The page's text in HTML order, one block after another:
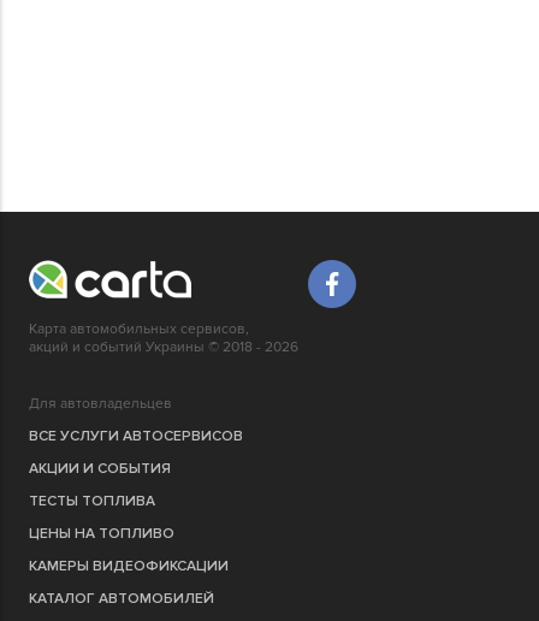
Карта автомобильных сервисов,
акций и событий Украины © 2018 - 2026
Для автовладельцев
ВСЕ УСЛУГИ АВТОСЕРВИСОВ
АКЦИИ И СОБЫТИЯ
ТЕСТЫ ТОПЛИВА
ЦЕНЫ НА ТОПЛИВО
КАМЕРЫ ВИДЕОФИКСАЦИИ
КАТАЛОГ АВТОМОБИЛЕЙ